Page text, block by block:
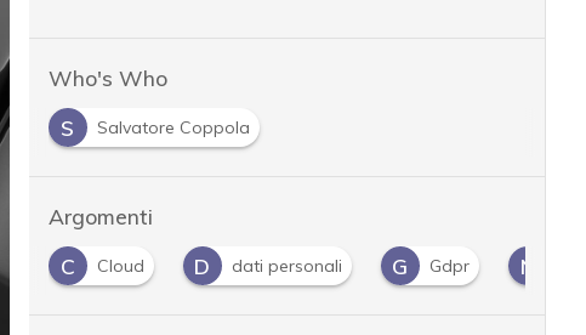
Who's Who
S
Salvatore Coppola
Argomenti
C Cloud D dati personali G Gdpr N